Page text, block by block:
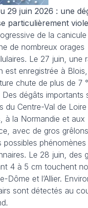
29 juin 2026 : une
particulièrement
de la canicule
de nombreux orages
Le 27 juin, une
est enregistrée à
chute de plus de 7
Des dégâts importants
du Centre-Val de
à la Normandie et aux
avec de gros
possibles phénomènes
Le 28 juin, des
4 à 5 cm touchent
Dôme et l’Allier.
sont détectés au